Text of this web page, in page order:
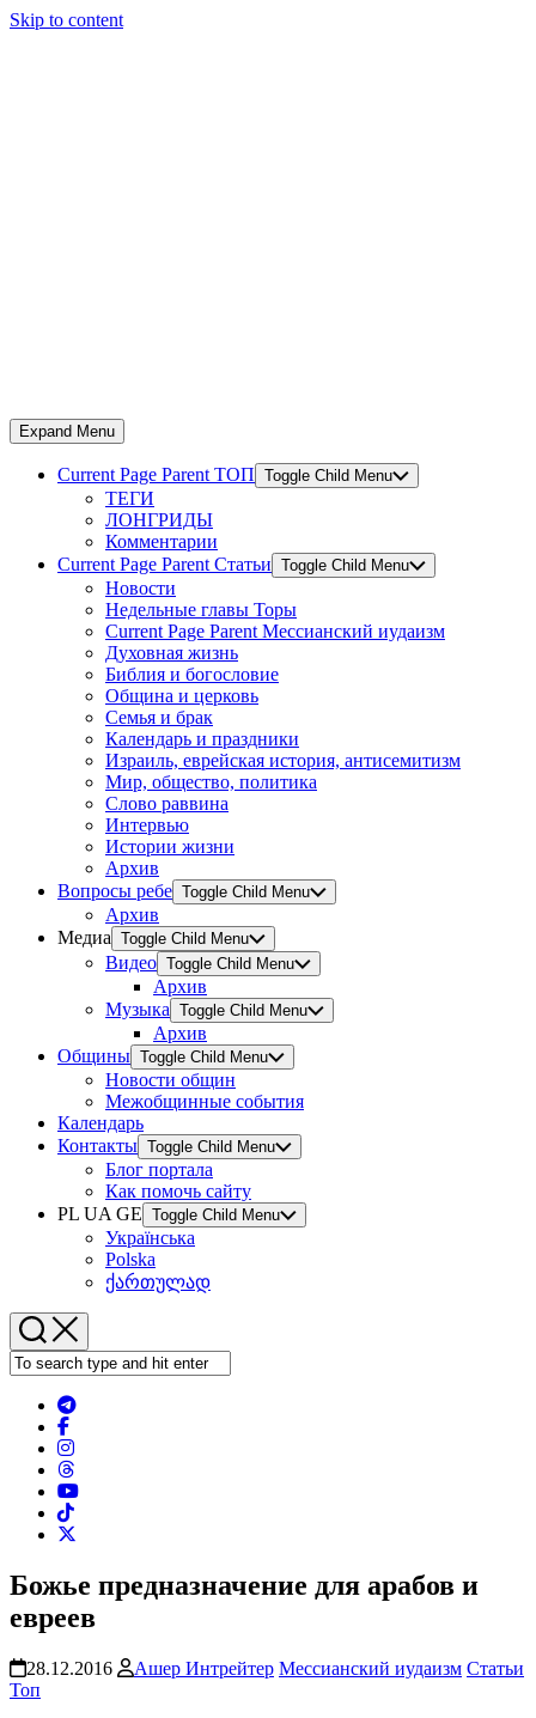
Skip to content
Expand Menu
Current Page Parent ТОП Toggle Child Menu
ТЕГИ
ЛОНГРИДЫ
Комментарии
Current Page Parent Статьи Toggle Child Menu
Новости
Недельные главы Торы
Current Page Parent Мессианский иудаизм
Духовная жизнь
Библия и богословие
Община и церковь
Семья и брак
Календарь и праздники
Израиль, еврейская история, антисемитизм
Мир, общество, политика
Слово раввина
Интервью
Истории жизни
Архив
Вопросы ребе Toggle Child Menu
Архив
Медиа Toggle Child Menu
Видео Toggle Child Menu
Архив
Музыка Toggle Child Menu
Архив
Общины Toggle Child Menu
Новости общин
Межобщинные события
Календарь
Контакты Toggle Child Menu
Блог портала
Как помочь сайту
PL UA GE Toggle Child Menu
Українська
Polska
ქართულად
Божье предназначение для арабов и
евреев
28.12.2016 Ашер Интрейтер Мессианский иудаизм Статьи
Топ